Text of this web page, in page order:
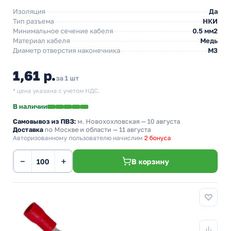
Изоляция
Да
Тип разъема
НКИ
Минимальное сечение кабеля
0.5 мм2
Материал кабеля
Медь
Диаметр отверстия наконечника
М3
1,61 р.за 1 шт
* цена указана с учетом НДС.
В наличии
Самовывоз из ПВЗ: м. Новохохловская — 10 августа
Доставка по Москве и области — 11 августа
Авторизованному пользователю начислим 2 бонуса
− + В корзину